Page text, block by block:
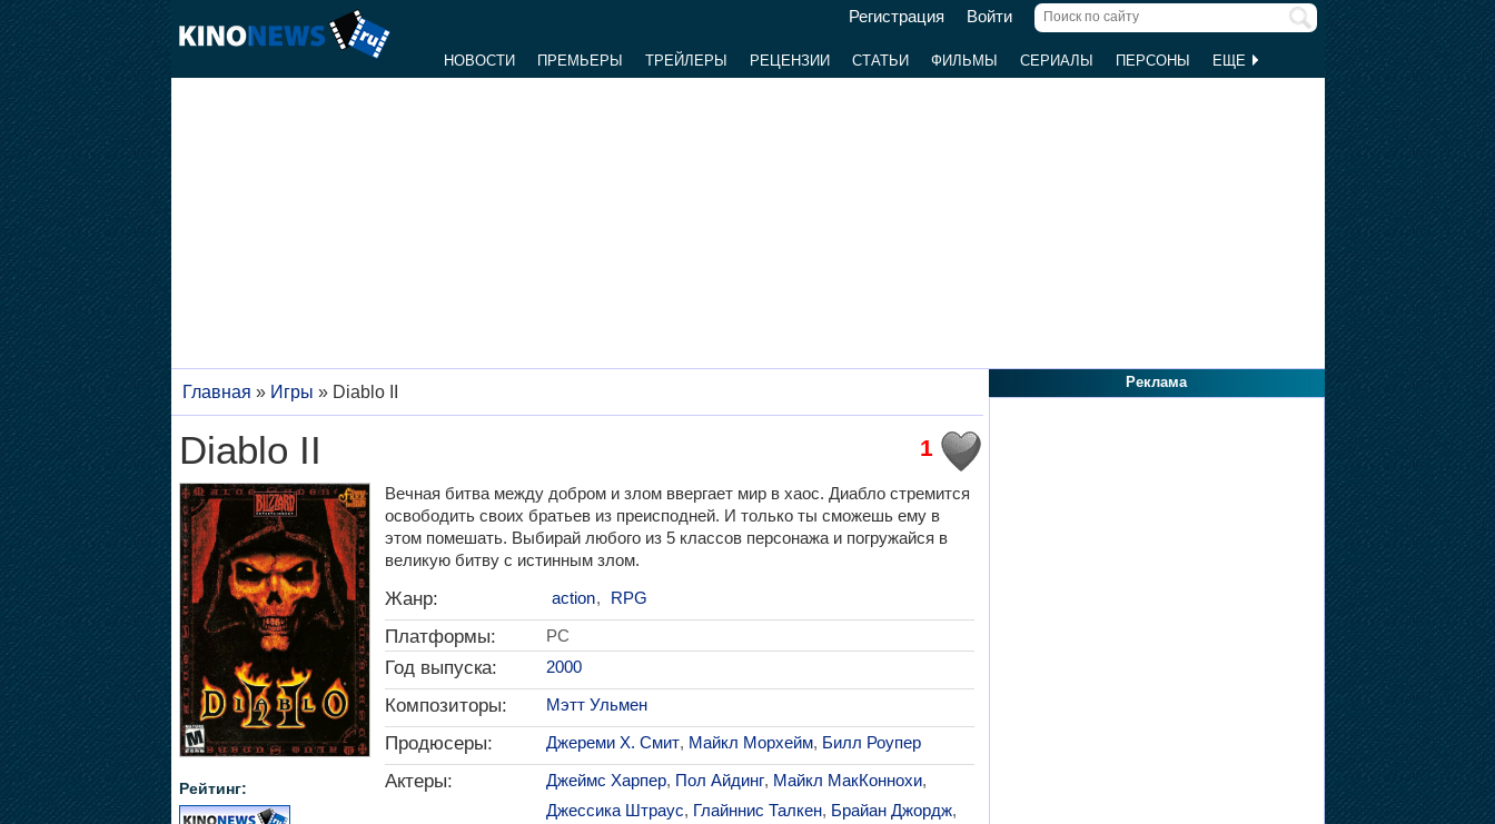
Регистрация Войти
НОВОСТИ ПРЕМЬЕРЫ ТРЕЙЛЕРЫ РЕЦЕНЗИИ СТАТЬИ ФИЛЬМЫ СЕРИАЛЫ ПЕРСОНЫ ЕЩЕ
Главная » Игры » Diablo II
1
Diablo II
Рейтинг:
Вечная битва между добром и злом ввергает мир в хаос. Диабло стремится
освободить своих братьев из преисподней. И только ты сможешь ему в
этом помешать. Выбирай любого из 5 классов персонажа и погружайся в
великую битву с истинным злом.
Жанр: action, RPG
Платформы: PC
Год выпуска: 2000
Композиторы: Мэтт Ульмен
Продюсеры: Джереми Х. Смит, Майкл Морхейм, Билл Роупер
Актеры: Джеймс Харпер, Пол Айдинг, Майкл МакКоннохи,
Джессика Штраус, Глайннис Талкен, Брайан Джордж,
Реклама